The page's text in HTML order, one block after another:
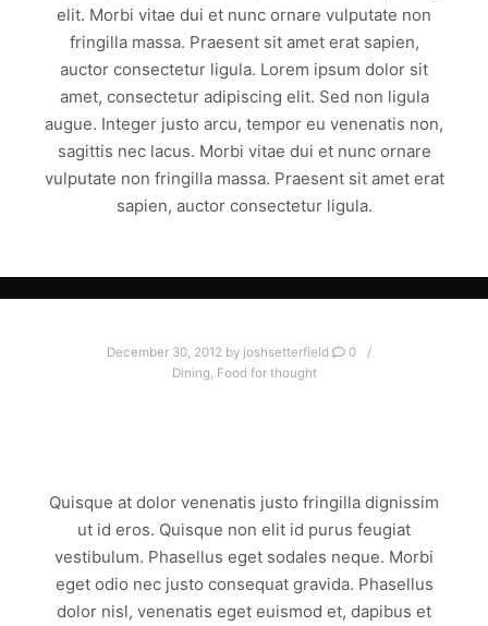
elit. Morbi vitae dui et nunc ornare vulputate non
fringilla massa. Praesent sit amet erat sapien,
auctor consectetur ligula. Lorem ipsum dolor sit
amet, consectetur adipiscing elit. Sed non ligula
augue. Integer justo arcu, tempor eu venenatis non,
sagittis nec lacus. Morbi vitae dui et nunc ornare
vulputate non fringilla massa. Praesent sit amet erat
sapien, auctor consectetur ligula.
December 30, 2012 by joshsetterfield
0
Dining Food for thought
Quisque at dolor venenatis justo fringilla dignissim
ut id eros. Quisque non elit id purus feugiat
vestibulum. Phasellus eget sodales neque. Morbi
eget odio nec justo consequat gravida. Phasellus
dolor nisl, venenatis eget euismod et, dapibus et